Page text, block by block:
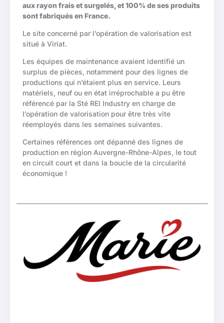
aux rayon frais et surgelés, et 100% de ses produits
sont fabriqués en France.
Le site concerné par l’opération de valorisation est
situé à Viriat.
Les équipes de maintenance avaient identifié un
surplus de pièces, notamment pour des lignes de
productions qui n’étaient plus en service. Leurs
matériels, neuf ou en état irréprochable a pu être
référencé par la Sté REI Industry en charge de
l’opération de valorisation pour être très vite
réemployés dans les semaines suivantes.
Certaines références ont dépanné des lignes de
production en région Auvergne-Rhône-Alpes, le tout
en circuit court et dans la boucle de la circularité
économique !